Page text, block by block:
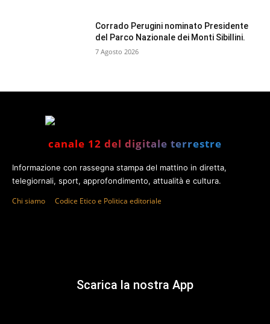
Corrado Perugini nominato Presidente
del Parco Nazionale dei Monti Sibillini.
7 Agosto 2026
canale 12 del digitale terrestre
Informazione con rassegna stampa del mattino in diretta,
telegiornali, sport, approfondimento, attualità e cultura.
Chi siamo Codice Etico e Politica editoriale
Scarica la nostra App